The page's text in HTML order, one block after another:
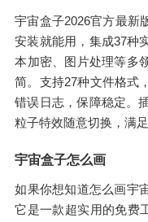
宇宙盒子2026官方最新
安装就能用，集成37种
本加密、图片处理等多
简。支持27种文件格式
错误日志，保障稳定。
粒子特效随意切换，满足
宇宙盒子怎么画
如果你想知道怎么画宇
它是一款超实用的免费